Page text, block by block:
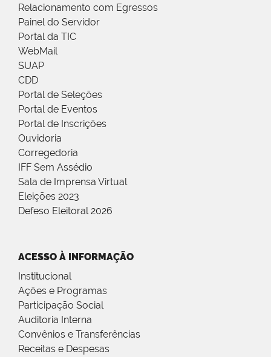
Relacionamento com Egressos
Painel do Servidor
Portal da TIC
WebMail
SUAP
CDD
Portal de Seleções
Portal de Eventos
Portal de Inscrições
Ouvidoria
Corregedoria
IFF Sem Assédio
Sala de Imprensa Virtual
Eleições 2023
Defeso Eleitoral 2026
ACESSO À INFORMAÇÃO
Institucional
Ações e Programas
Participação Social
Auditoria Interna
Convênios e Transferências
Receitas e Despesas